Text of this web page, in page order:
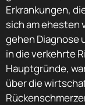
Erkrankungen,
sich am ehesten
gehen Diagnose
in die verkehrte
Hauptgründe,
über die